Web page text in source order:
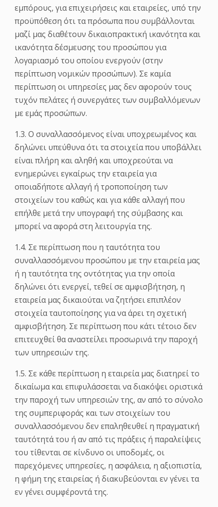
εμπόρους, για επιχειρήσεις και εταιρείες, υπό την
προϋπόθεση ότι τα πρόσωπα που συμβάλλονται
μαζί μας διαθέτουν δικαιοπρακτική ικανότητα και
ικανότητα δέσμευσης του προσώπου για
λογαριασμό του οποίου ενεργούν (στην
περίπτωση νομικών προσώπων). Σε καμία
περίπτωση οι υπηρεσίες μας δεν αφορούν τους
τυχόν πελάτες ή συνεργάτες των συμβαλλόμενων
με εμάς προσώπων.
1.3. Ο συναλλασσόμενος είναι υποχρεωμένος και
δηλώνει υπεύθυνα ότι τα στοιχεία που υποβάλλει
είναι πλήρη και αληθή και υποχρεούται να
ενημερώνει εγκαίρως την εταιρεία για
οποιαδήποτε αλλαγή ή τροποποίηση των
στοιχείων του καθώς και για κάθε αλλαγή που
επήλθε μετά την υπογραφή της σύμβασης και
μπορεί να αφορά στη λειτουργία της.
1.4. Σε περίπτωση που η ταυτότητα του
συναλλασσόμενου προσώπου με την εταιρεία μας
ή η ταυτότητα της οντότητας για την οποία
δηλώνει ότι ενεργεί, τεθεί σε αμφισβήτηση, η
εταιρεία μας δικαιούται να ζητήσει επιπλέον
στοιχεία ταυτοποίησης για να άρει τη σχετική
αμφισβήτηση. Σε περίπτωση που κάτι τέτοιο δεν
επιτευχθεί θα αναστείλει προσωρινά την παροχή
των υπηρεσιών της.
1.5. Σε κάθε περίπτωση η εταιρεία μας διατηρεί το
δικαίωμα και επιφυλάσσεται να διακόψει οριστικά
την παροχή των υπηρεσιών της, αν από το σύνολο
της συμπεριφοράς και των στοιχείων του
συναλλασσόμενου δεν επαληθευθεί η πραγματική
ταυτότητά του ή αν από τις πράξεις ή παραλείψεις
του τίθενται σε κίνδυνο οι υποδομές, οι
παρεχόμενες υπηρεσίες, η ασφάλεια, η αξιοπιστία,
η φήμη της εταιρείας ή διακυβεύονται εν γένει τα
εν γένει συμφέροντά της.